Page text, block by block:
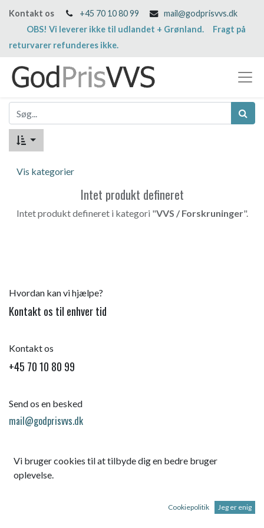
Kontakt os +45 70 10 80 99
mail@godprisvvs.dk
OBS! Vi leverer ikke til udlandet + Grønland. Fragt på
returvarer refunderes ikke.
Vis kategorier
Intet produkt defineret
Intet produkt defineret i kategori "VVS / Forskruninger".
Hvordan kan vi hjælpe?
Kontakt os til enhver tid
Kontakt os
+45 70 10 80 99
Send os en besked
mail@godprisvvs.dk
Startside
Vi bruger cookies til at tilbyde dig en bedre bruger
oplevelse.
Cookiepolitik Jeg er enig